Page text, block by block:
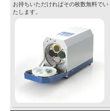
お持ちいただければその枚数無料でい
たします。